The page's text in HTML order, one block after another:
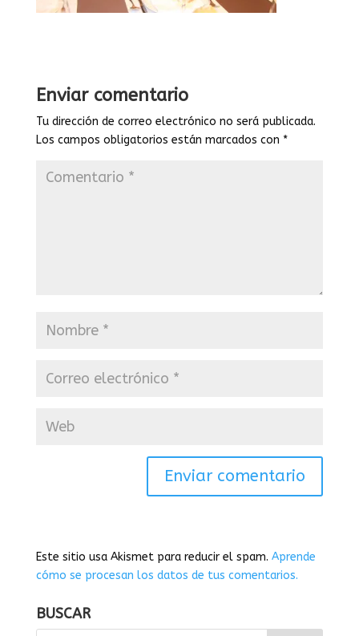
Enviar comentario
Tu dirección de correo electrónico no será publicada.
Los campos obligatorios están marcados con *
Este sitio usa Akismet para reducir el spam. Aprende
cómo se procesan los datos de tus comentarios.
BUSCAR